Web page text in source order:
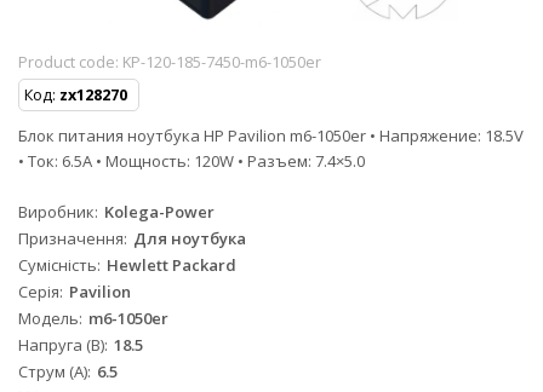
Product code: KP-120-185-7450-m6-1050er
Код: zx128270
Блок питания ноутбука HP Pavilion m6-1050er • Напряжение: 18.5V
• Ток: 6.5A • Мощность: 120W • Разъем: 7.4×5.0
Виробник Kolega-Power
Призначення Для ноутбука
Сумісність Hewlett Packard
Серія Pavilion
Модель m6-1050er
Напруга (В) 18.5
Струм (А) 6.5